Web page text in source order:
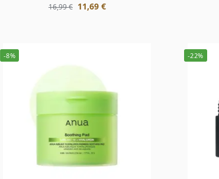
16,99€ 11,69 €
-8% -22%